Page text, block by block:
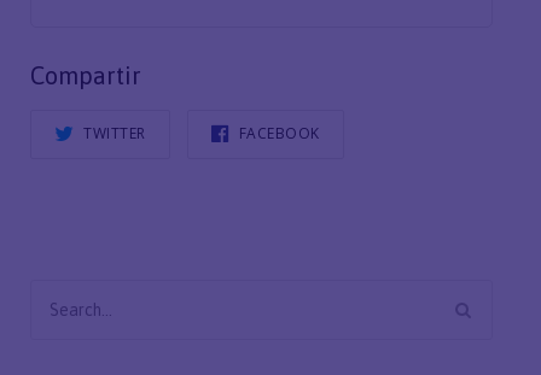
Compartir
TWITTER FACEBOOK
for: